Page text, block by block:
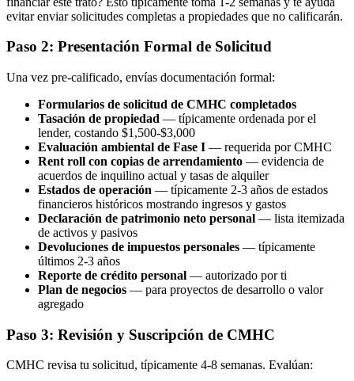
evitar enviar solicitudes completas a propiedades que no calificarán.
Paso 2: Presentación Formal de Solicitud
Una vez pre-calificado, envías documentación formal:
Formularios de solicitud de CMHC completados
Tasación de propiedad — típicamente ordenada por el
lender, costando $1,500-$3,000
Evaluación ambiental de Fase I — requerida por CMHC
Rent roll con copias de arrendamiento — evidencia de
acuerdos de inquilino actual y tasas de alquiler
Estados de operación — típicamente 2-3 años de estados
financieros históricos mostrando ingresos y gastos
Declaración de patrimonio neto personal — lista itemizada
de activos y pasivos
Devoluciones de impuestos personales — típicamente
últimos 2-3 años
Reporte de crédito personal — autorizado por ti
Plan de negocios — para proyectos de desarrollo o valor
agregado
Paso 3: Revisión y Suscripción de CMHC
CMHC revisa tu solicitud, típicamente 4-8 semanas. Evalúan: